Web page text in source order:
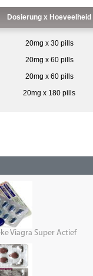
Dosierung x Hoeveelheid
20mg x 30 pills
20mg x 60 pills
20mg x 60 pills
20mg x 180 pills
Viagra Super Actief